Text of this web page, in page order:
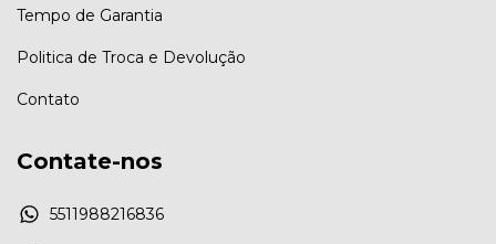
Tempo de Garantia
Politica de Troca e Devolução
Contato
Contate-nos
5511988216836